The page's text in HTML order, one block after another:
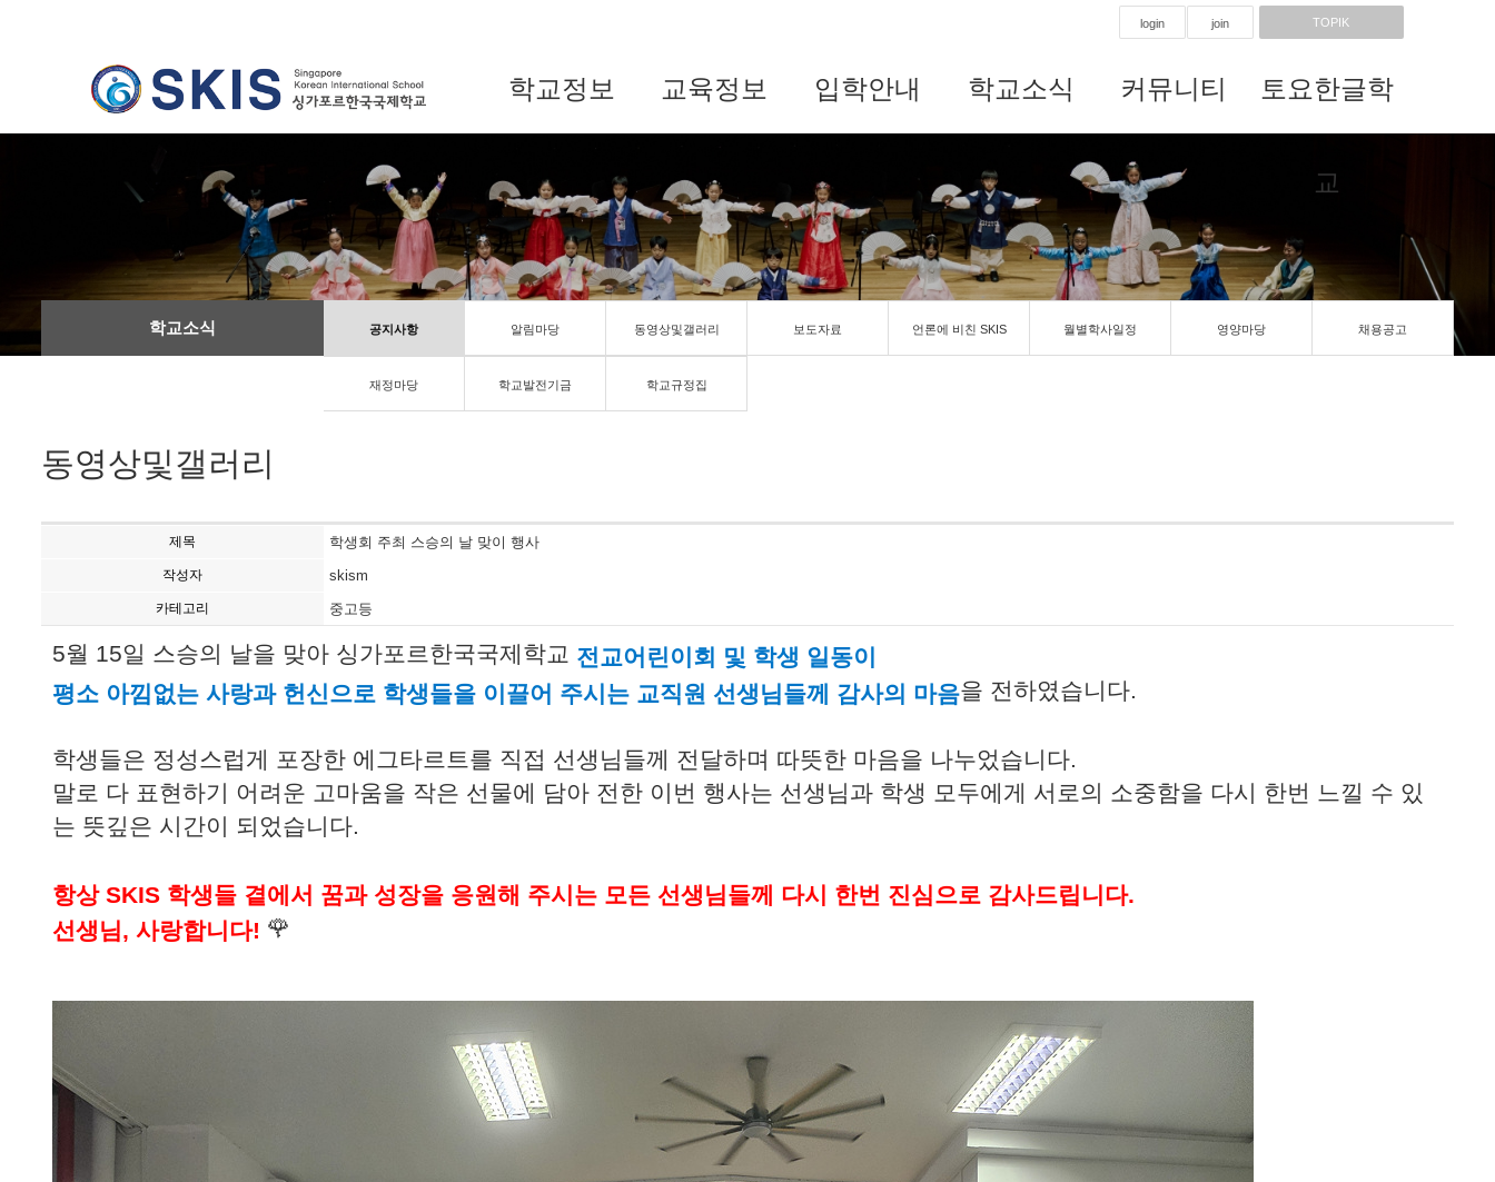
login join TOPIK
학교정보 교육정보 입학안내 학교소식 커뮤니티 토요한글학
교
학교소식 공지사항 알림마당 동영상및갤러리 보도자료 언론에 비친 SKIS 월별학사일정 영양마당 채용공고
재정마당 학교발전기금 학교규정집
동영상및갤러리
제목 학생회 주최 스승의 날 맞이 행사
작성자 skism
카테고리 중고등
5월 15일 스승의 날을 맞아 싱가포르한국국제학교 전교어린이회 및 학생 일동이
평소 아낌없는 사랑과 헌신으로 학생들을 이끌어 주시는 교직원 선생님들께 감사의 마음을 전하였습니다.
학생들은 정성스럽게 포장한 에그타르트를 직접 선생님들께 전달하며 따뜻한 마음을 나누었습니다.
말로 다 표현하기 어려운 고마움을 작은 선물에 담아 전한 이번 행사는 선생님과 학생 모두에게 서로의 소중함을 다시 한번 느낄 수 있
는 뜻깊은 시간이 되었습니다.
항상 SKIS 학생들 곁에서 꿈과 성장을 응원해 주시는 모든 선생님들께 다시 한번 진심으로 감사드립니다.
선생님, 사랑합니다! 🌹